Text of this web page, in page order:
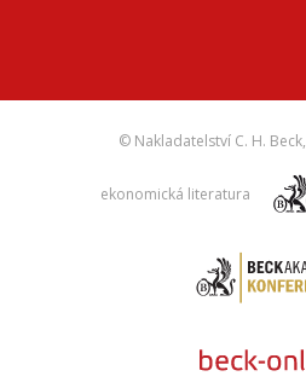
© Nakladatelství C. H. Beck,
ekonomická literatura